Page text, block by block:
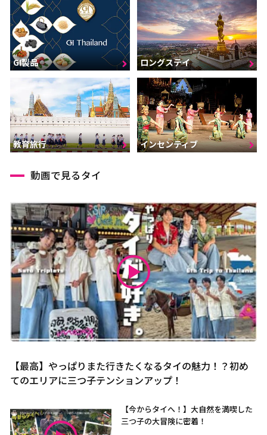
GI製品 ロングステイ
教育旅行 インセンティブ
動画で見るタイ
【最高】やっぱりまた行きたくなるタイの魅力！？初め
てのエリアに三つ子テンションアップ！
【今からタイへ！】大自然を満喫した
三つ子の大冒険に密着！